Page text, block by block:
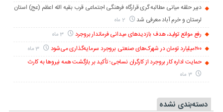
دبیر حلقه میانی مطالبه گری قرارگاه فرهنگی اجتماعی قرب بقیه الله اعظم (عج) استان
لرستان و خرم آباد معرفی شد
رفع موانع تولید، هدف بازدیدهای میدانی فرماندار بروجرد
۲۰۰میلیارد تومان در شهرک‌های صنعتی بروجرد سرمایه‌گذاری می‌شود
حمایت اداره کار بروجرد از کارگران نساجی؛ تأکید بر بازگشت همه نیروها به کارث
3 ماه
دسته‌بندی نشده